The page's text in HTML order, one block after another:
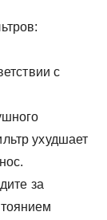
с
ухудшает
за